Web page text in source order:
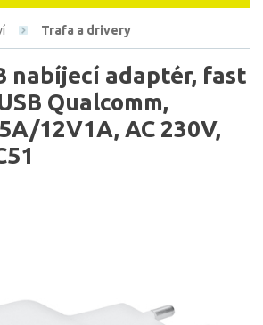
Trafa a drivery
nabíjecí adaptér, fast
Qualcomm,
12V1A, AC 230V,